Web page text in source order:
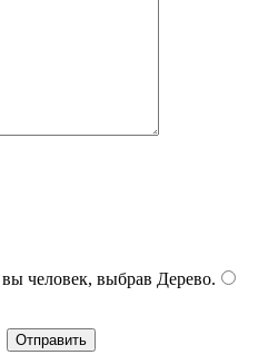
человек, выбрав Дерево.